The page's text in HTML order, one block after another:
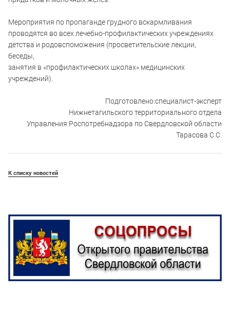
Мероприятия по пропаганде грудного вскармливания
проводятся во всех лечебно-профилактических учреждениях
детства и родовспоможения (просветительские лекции,
беседы,
занятия в «профилактических школах» медицинских
учреждений).
Подготовлено:специалист-эксперт
Нижнетагильского территориального отдела
Управления Роспотребнадзора по Свердловской области
Тарасова С.С.
К списку новостей